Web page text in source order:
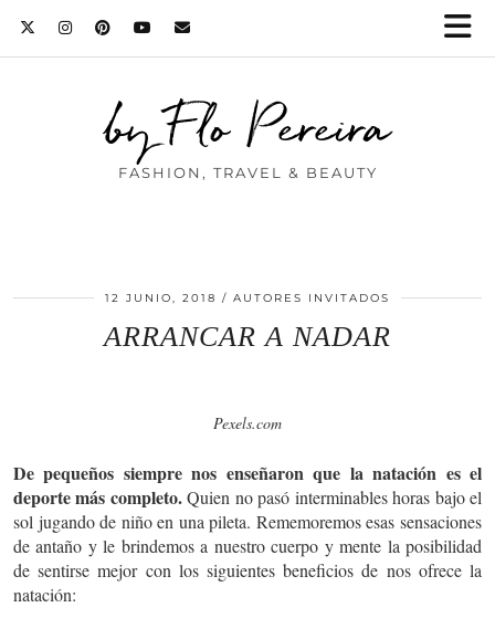
by Flo Pereira
FASHION, TRAVEL & BEAUTY
12 JUNIO, 2018 AUTORES INVITADOS
ARRANCAR A NADAR
Pexels.com
De pequeños siempre nos enseñaron que la natación es el
deporte más completo.Quien no pasó interminables horas bajo el
sol jugando de niño en una pileta. Rememoremos esas sensaciones
de antaño y le brindemos a nuestro cuerpo y mente la posibilidad
de sentirse mejor con los siguientes beneficios de nos ofrece la
natación: